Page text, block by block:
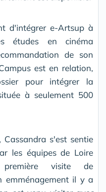
d'intégrer e-Artsup à
études en cinéma
de son
est en relation,
pour intégrer la
à seulement 500
s'est sentie
les équipes de Loire
visite de
emménagement il y a